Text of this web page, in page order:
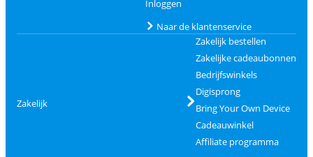
Inloggen
Naar de klantenservice
Zakelijk
Zakelijk bestellen
Zakelijke cadeaubonnen
Bedrijfswinkels
Digisprong
Bring Your Own Device
Cadeauwinkel
Affiliate programma